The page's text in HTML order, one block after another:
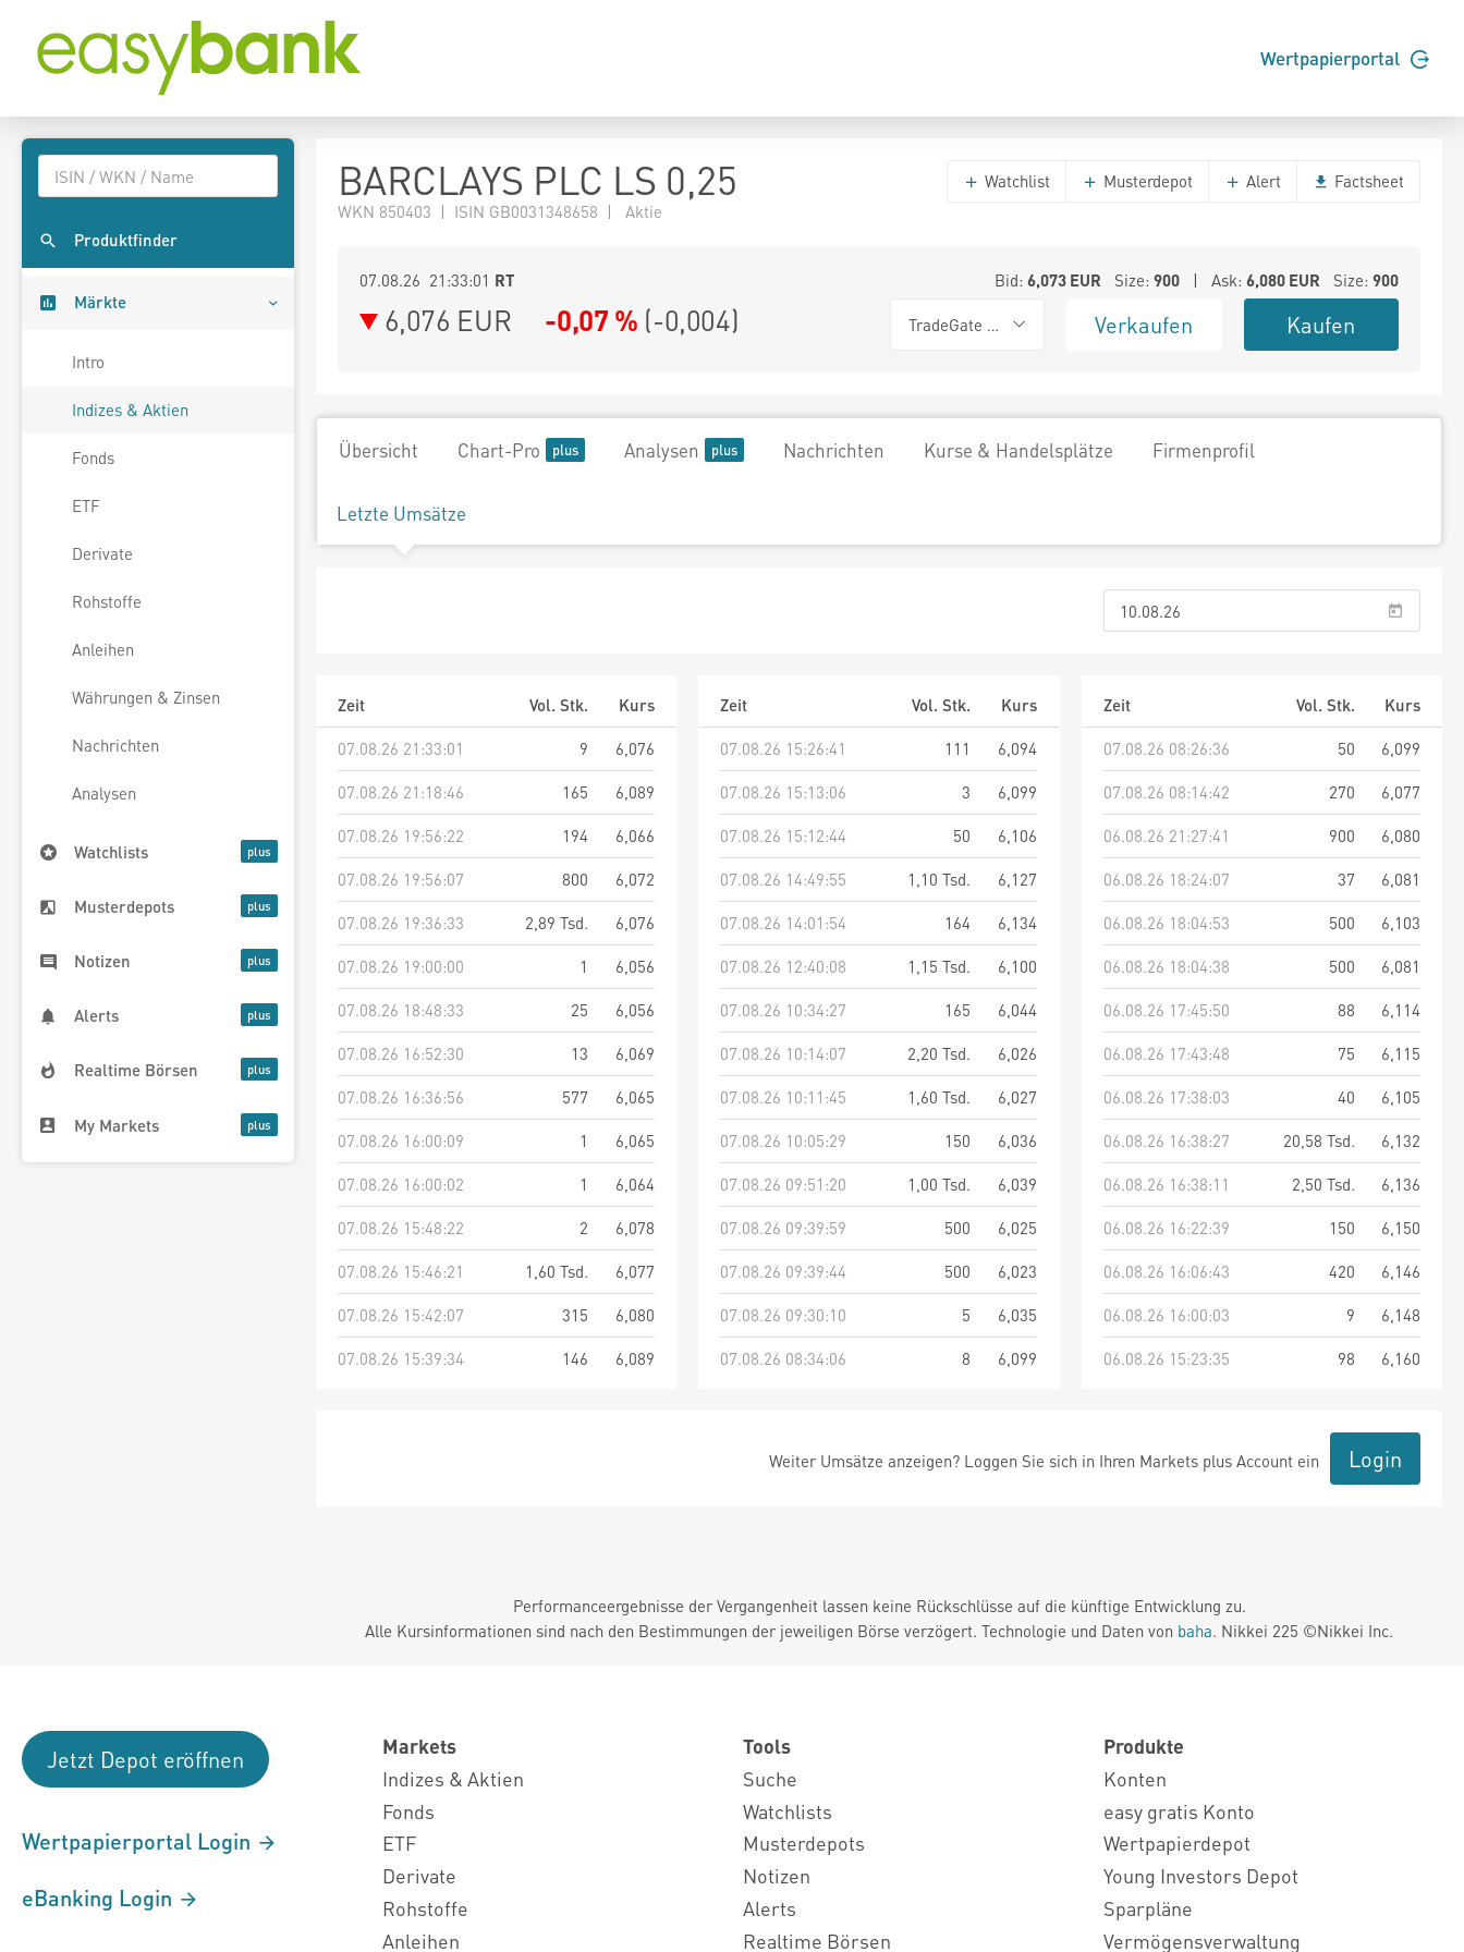
Wertpapierportal
Produktfinder
Märkte
Intro
Indizes & Aktien
Fonds
ETF
Derivate
Rohstoffe
Anleihen
Währungen & Zinsen
Nachrichten
Analysen
Watchlists
Musterdepots
Notizen
Alerts
Realtime Börsen
My Markets
BARCLAYS PLC LS 0,25
WKN 850403 | ISIN GB0031348658 | Aktie
Watchlist Musterdepot Alert Factsheet
07.08.26 21:33:01 RT Bid: 6,073EUR Size: 900| Ask: 6,080EUR Size: 900
6,076 EUR -0,07 % (-0,004) TradeGate BSX Verkaufen Kaufen
Übersicht Chart-Pro Analysen Nachrichten Kurse & Handelsplätze Firmenprofil
Letzte Umsätze
Zeit Vol. Stk.
Kurs
07.08.26 21:33:01
9
6,076
07.08.26 21:18:46
165
6,089
07.08.26 19:56:22
194
6,066
07.08.26 19:56:07
800
6,072
07.08.26 19:36:33
2,89 Tsd.
6,076
07.08.26 19:00:00
1
6,056
07.08.26 18:48:33
25
6,056
07.08.26 16:52:30
13
6,069
07.08.26 16:36:56
577
6,065
07.08.26 16:00:09
1
6,065
07.08.26 16:00:02
1
6,064
07.08.26 15:48:22
2
6,078
07.08.26 15:46:21
1,60 Tsd.
6,077
07.08.26 15:42:07
315
6,080
07.08.26 15:39:34
146 6,089
Zeit Vol. Stk.
Kurs
07.08.26 15:26:41
111
6,094
07.08.26 15:13:06
3
6,099
07.08.26 15:12:44
50
6,106
07.08.26 14:49:55
1,10 Tsd.
6,127
07.08.26 14:01:54
164
6,134
07.08.26 12:40:08
1,15 Tsd.
6,100
07.08.26 10:34:27
165
6,044
07.08.26 10:14:07
2,20 Tsd.
6,026
07.08.26 10:11:45
1,60 Tsd.
6,027
07.08.26 10:05:29
150
6,036
07.08.26 09:51:20
1,00 Tsd.
6,039
07.08.26 09:39:59
500
6,025
07.08.26 09:39:44
500
6,023
07.08.26 09:30:10
5
6,035
07.08.26 08:34:06
8 6,099
Zeit Vol. Stk.
Kurs
07.08.26 08:26:36
50
6,099
07.08.26 08:14:42
270
6,077
06.08.26 21:27:41
900
6,080
06.08.26 18:24:07
37
6,081
06.08.26 18:04:53
500
6,103
06.08.26 18:04:38
500
6,081
06.08.26 17:45:50
88
6,114
06.08.26 17:43:48
75
6,115
06.08.26 17:38:03
40
6,105
06.08.26 16:38:27
20,58 Tsd.
6,132
06.08.26 16:38:11
2,50 Tsd.
6,136
06.08.26 16:22:39
150
6,150
06.08.26 16:06:43
420
6,146
06.08.26 16:00:03
9
6,148
06.08.26 15:23:35
98 6,160
Weiter Umsätze anzeigen? Loggen Sie sich in Ihren Markets plus Account ein Login
Performanceergebnisse der Vergangenheit lassen keine Rückschlüsse auf die künftige Entwicklung zu.
Alle Kursinformationen sind nach den Bestimmungen der jeweiligen Börse verzögert. Technologie und Daten von baha. Nikkei 225 ©Nikkei Inc.
Jetzt Depot eröffnen
Wertpapierportal Login
eBanking Login
Markets
Indizes & Aktien
Fonds
ETF
Derivate
Rohstoffe
Anleihen
Tools
Suche
Watchlists
Musterdepots
Notizen
Alerts
Realtime Börsen
Produkte
Konten
easy gratis Konto
Wertpapierdepot
Young Investors Depot
Sparpläne
Vermögensverwaltung